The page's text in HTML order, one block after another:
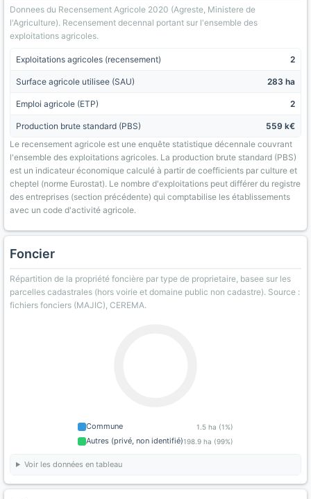
Donnees du Recensement Agricole 2020 (Agreste, Ministere de
l'Agriculture). Recensement decennal portant sur l'ensemble des
exploitations agricoles.
Exploitations agricoles (recensement) 2
Surface agricole utilisee (SAU) 283 ha
Emploi agricole (ETP) 2
Production brute standard (PBS)
559 k€
Le recensement agricole est une enquête statistique décennale couvrant
l'ensemble des exploitations agricoles. La production brute standard (PBS)
est un indicateur économique calculé à partir de coefficients par culture et
cheptel (norme Eurostat). Le nombre d'exploitations peut différer du registre
des entreprises (section précédente) qui comptabilise les établissements
avec un code d'activité agricole.
Foncier
Répartition de la propriété foncière par type de proprietaire, basee sur les
parcelles cadastrales (hors voirie et domaine public non cadastre). Source :
fichiers fonciers (MAJIC), CEREMA.
Commune 1.5 ha (1%)
Autres (privé, non identifié)198.9 ha (99%)
Voir les données en tableau